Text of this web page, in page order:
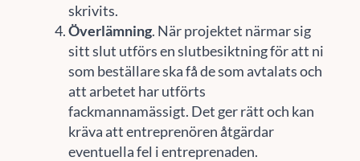
skrivits.
Överlämning. När projektet närmar sig
sitt slut utförs en slutbesiktning för att ni
som beställare ska få de som avtalats och
att arbetet har utförts
fackmannamässigt. Det ger rätt och kan
kräva att entreprenören åtgärdar
eventuella fel i entreprenaden.